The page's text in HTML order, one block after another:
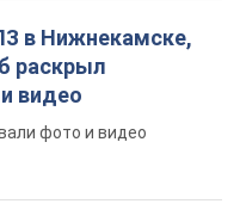
в Нижнекамске,
раскрыл
видео
фото и видео